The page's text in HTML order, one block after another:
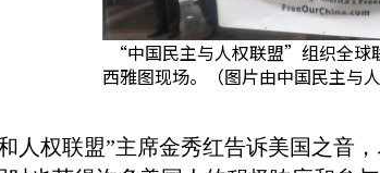
“中国民主与人权联盟”组织全球
西雅图现场。（图片由中国民主与
人权联盟”主席金秀红告诉美国之音